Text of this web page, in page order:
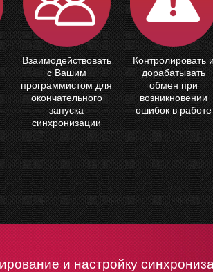
Взаимодействовать
с Вашим
программистом для
окончательного
запуска
синхронизации
Контролировать
дорабатывать
обмен при
возникновении
ошибок в работе
и настройку